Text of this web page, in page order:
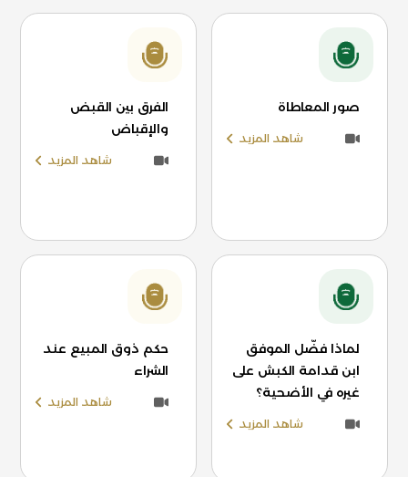
صور المعاطاة
شاهد المزيد
الفرق بين القبض
والإقباض
شاهد المزيد
لماذا فضّل الموفق
ابن قدامة الكبش على
غيره في الأضحية؟
شاهد المزيد
حكم ذوق المبيع عند
الشراء
شاهد المزيد